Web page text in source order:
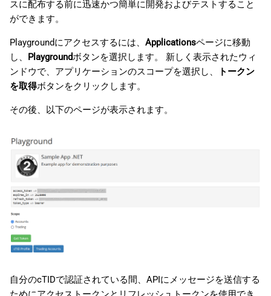
スに配布する前に迅速かつ簡単に開発およびテストすること
ができます。
Playgroundにアクセスするには、 Applicationsページに移動
し、 Playgroundボタンを選択します。 新しく表示されたウィ
ンドウで、アプリケーションのスコープを選択し、
トークン
を取得ボタンをクリックします。
その後、以下のページが表示されます。
自分のcTIDで認証されている間、APIにメッセージを送信する